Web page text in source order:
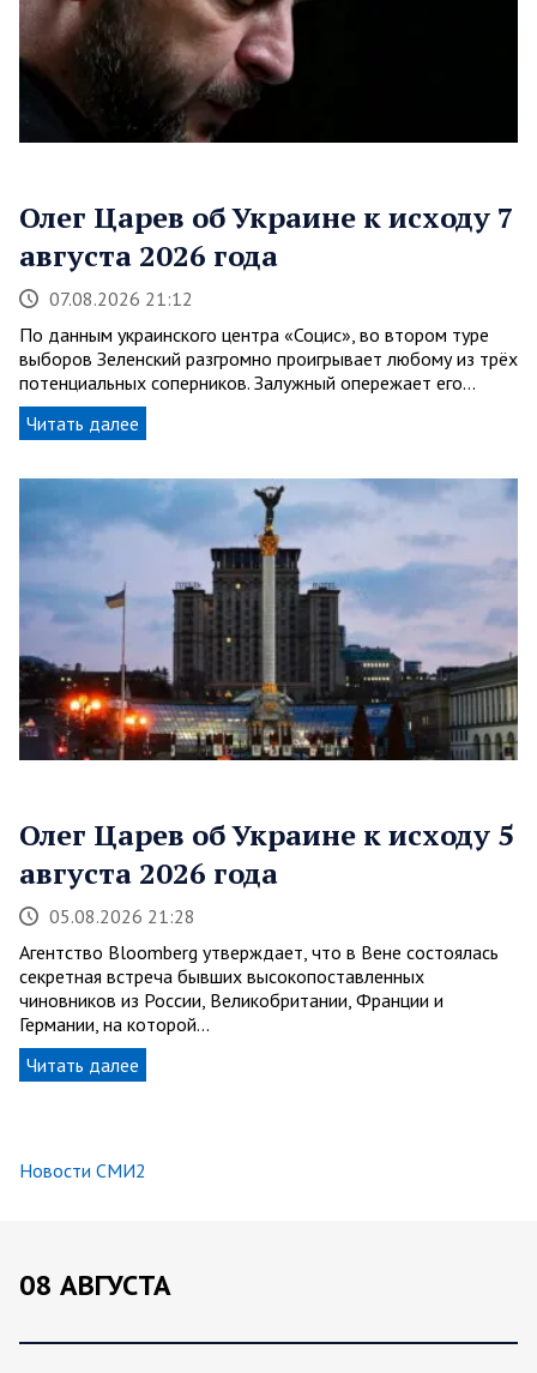
Олег Царев об Украине к исходу 7
августа 2026 года
07.08.2026 21:12
По данным украинского центра «Социс», во втором туре
выборов Зеленский разгромно проигрывает любому из трёх
потенциальных соперников. Залужный опережает его…
Читать далее
Олег Царев об Украине к исходу 5
августа 2026 года
05.08.2026 21:28
Агентство Bloomberg утверждает, что в Вене состоялась
секретная встреча бывших высокопоставленных
чиновников из России, Великобритании, Франции и
Германии, на которой…
Читать далее
Новости СМИ2
08 АВГУСТА